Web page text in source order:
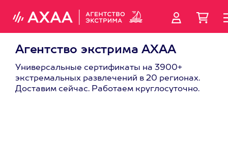
Агентство экстрима АХАА
Универсальные сертификаты на 3900+
экстремальных развлечений в 20 регионах.
Доставим сейчас. Работаем круглосуточно.